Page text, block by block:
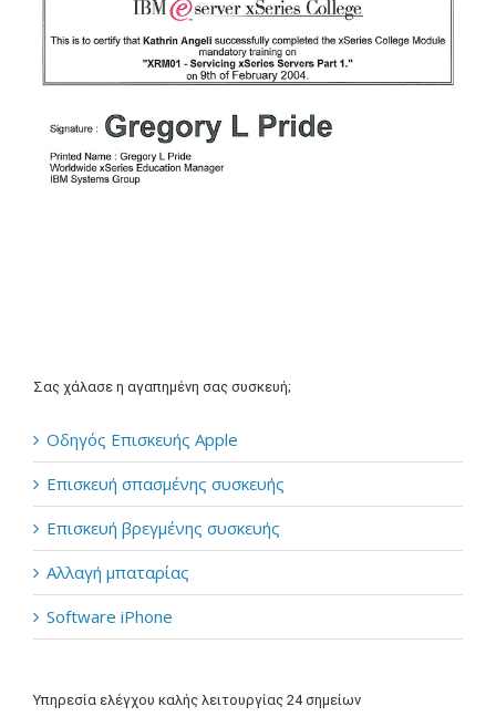
Σας χάλασε η αγαπημένη σας συσκευή;
Οδηγός Επισκευής Apple
Επισκευή σπασμένης συσκευής
Επισκευή βρεγμένης συσκευής
Αλλαγή μπαταρίας
Software iPhone
Υπηρεσία ελέγχου καλής λειτουργίας 24 σημείων